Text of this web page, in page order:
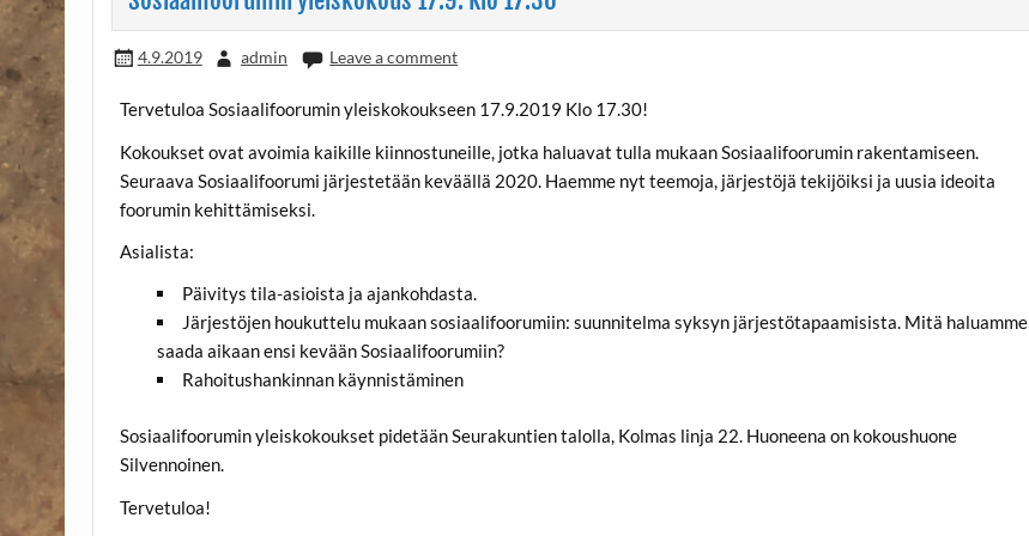
4.9.2019 admin Leave a comment
Tervetuloa Sosiaalifoorumin yleiskokoukseen 17.9.2019 Klo 17.30!
Kokoukset ovat avoimia kaikille kiinnostuneille, jotka haluavat tulla mukaan Sosiaalifoorumin rakentamiseen.
Seuraava Sosiaalifoorumi järjestetään keväällä 2020. Haemme nyt teemoja, järjestöjä tekijöiksi ja uusia ideoita
foorumin kehittämiseksi.
Asialista:
Päivitys tila-asioista ja ajankohdasta.
Järjestöjen houkuttelu mukaan sosiaalifoorumiin: suunnitelma syksyn järjestötapaamisista. Mitä haluamme
saada aikaan ensi kevään Sosiaalifoorumiin?
Rahoitushankinnan käynnistäminen
Sosiaalifoorumin yleiskokoukset pidetään Seurakuntien talolla, Kolmas linja 22. Huoneena on kokoushuone
Silvennoinen.
Tervetuloa!